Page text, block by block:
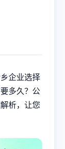
企业选择
多久？公
析，让您